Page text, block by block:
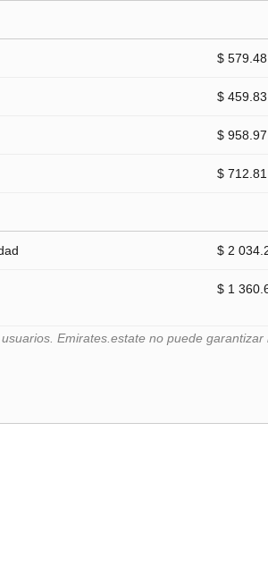
$ 579.48
$ 459.83
$ 958.97
$ 712.81
$ 2
$ 1
Emirates.estate no puede garantizar